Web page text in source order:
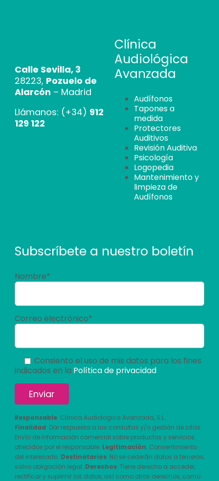
Calle Sevilla, 3
28223, Pozuelo de
Alarcón – Madrid
Llámanos: (+34) 912
129 122
Clínica
Audiológica
Avanzada
Audífonos
Tapones a
medida
Protectores
Auditivos
Revisión Auditiva
Psicología
Logopedia
Mantenimiento y
limpieza de
Audífonos
Subscríbete a nuestro boletín
Nombre*
Correo electrónico*
Consiento el uso de mis datos para los fines
indicados en la Política de privacidad
Responsable: Clínica Audiologica Avanzada, S.L.
Finalidad: Dar respuesta a las consultas y/o gestión de citas.
Envío de información comercial sobre productos y servicios
ofrecidos por el responsable. Legitimación: Consentimiento
del interesado. Destinatarios: No se cederán datos a terceros,
salvo obligación legal. Derechos: Tiene derecho a acceder,
rectificar y suprimir los datos, así como otros derechos, como